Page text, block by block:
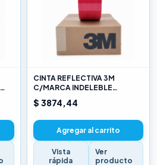
CINTA REFLECTIVA 3M
C/MARCA INDELEBLE
TRASERA BLANCA Y ROJO X
METRO
$ 3874,44
Agregar al carrito
Vista
rápida
Ver
producto